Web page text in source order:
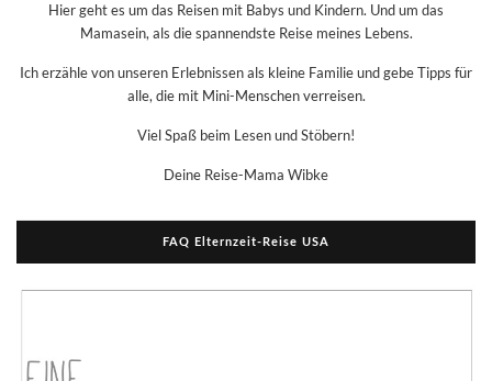
Hier geht es um das Reisen mit Babys und Kindern. Und um das
Mamasein, als die spannendste Reise meines Lebens.
Ich erzähle von unseren Erlebnissen als kleine Familie und gebe Tipps für
alle, die mit Mini-Menschen verreisen.
Viel Spaß beim Lesen und Stöbern!
Deine Reise-Mama Wibke
FAQ Elternzeit-Reise USA